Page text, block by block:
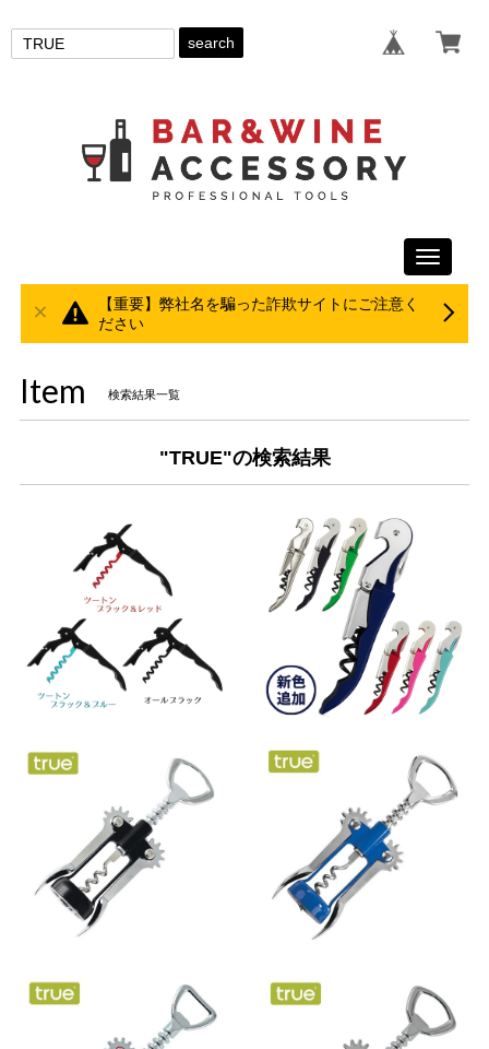
search
Toggle
【重要】弊社名を騙った詐欺サイトにご注意く
ださい
Item 検索結果一覧
"TRUE"の検索結果